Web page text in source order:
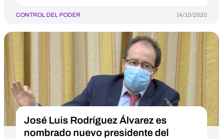
CONTROL DEL PODER 14/10/2020
José Luis Rodríguez Álvarez es
nombrado nuevo presidente del